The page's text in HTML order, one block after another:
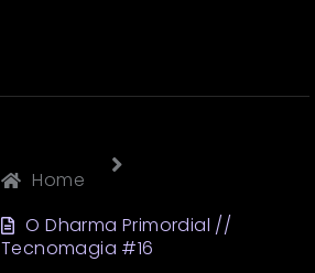
Home
O Dharma Primordial //
Tecnomagia #16